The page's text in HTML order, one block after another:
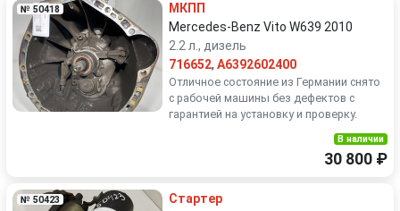
№ 50418
МКПП
Mercedes-Benz Vito W639 2010
2.2 л., дизель
716652, A6392602400
Отличное состояние из Германии снято
с рабочей машины без дефектов с
гарантией на установку и проверку.
В наличии
30 800 ₽
№ 50423
Стартер